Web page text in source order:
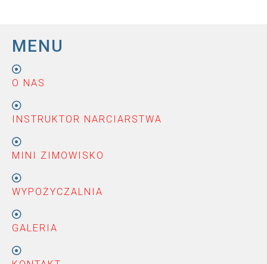
MENU
O NAS
INSTRUKTOR NARCIARSTWA
MINI ZIMOWISKO
WYPOŻYCZALNIA
GALERIA